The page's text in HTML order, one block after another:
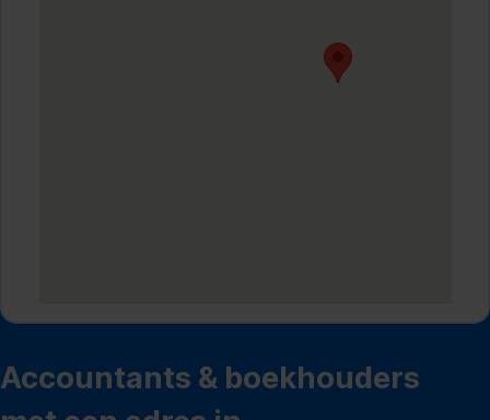
Accountants & boekhouders